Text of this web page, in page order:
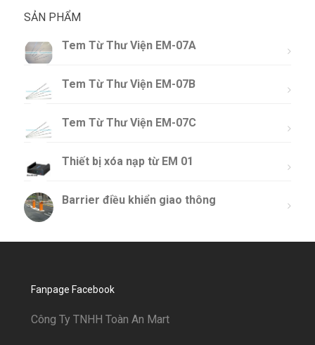
SẢN PHẨM
Tem Từ Thư Viện EM-07A
Tem Từ Thư Viện EM-07B
Tem Từ Thư Viện EM-07C
Thiết bị xóa nạp từ EM 01
Barrier điều khiển giao thông
Fanpage Facebook
Công Ty TNHH Toàn An Mart